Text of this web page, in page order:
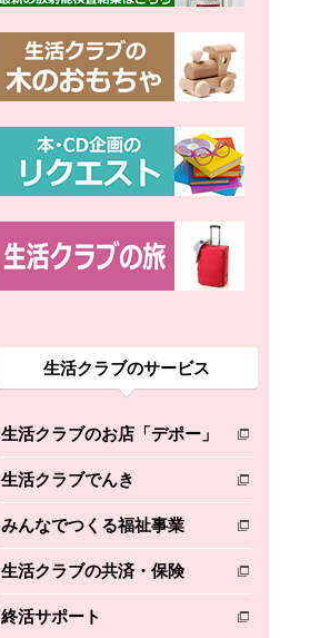
生活クラブのサービス
生活クラブのお店「デポー」
別のウィンドウで開きます。
生活クラブでんき
別のウィンドウで開きます。
みんなでつくる福祉事業
別のウィンドウで開きます。
生活クラブの共済・保険
別のウィンドウで開きます。
終活サポート
別のウィンドウで開きます。